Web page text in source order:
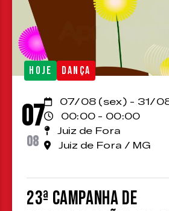
HOJE DANÇA
07
08
07/08 (sex) - 31/
00:00 - 00:00
Juiz de Fora
Juiz de Fora / MG
23ª Campanha de